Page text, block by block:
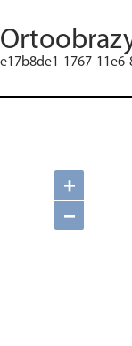
e17b8de1-1767-
+
−